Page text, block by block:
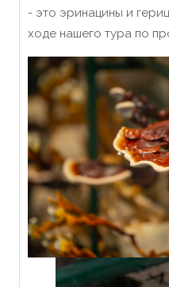
- это эринацины и
ходе нашего тура по